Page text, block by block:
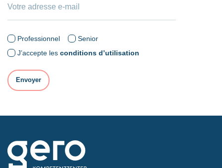
Professionnel
Senior
J’accepte les conditions d’utilisation